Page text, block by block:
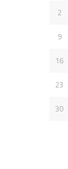
2
9
16
23
30